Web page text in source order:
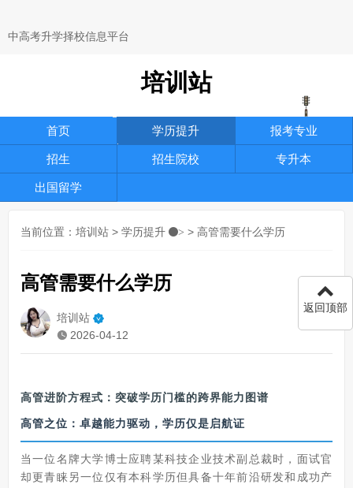
中高考升学择校信息平台
培训站
首页 学历提升 报考专业
招生 招生院校 专升本
出国留学
当前位置： 培训站 > 学历提升 > > 高管需要什么学历
高管需要什么学历
培训站
2026-04-12
高管进阶方程式：突破学历门槛的跨界能力图谱
高管之位：卓越能力驱动，学历仅是启航证
当一位名牌大学博士应聘某科技企业技术副总裁时，面试官
却更青睐另一位仅有本科学历但具备十年前沿研发和成功产
返回顶部